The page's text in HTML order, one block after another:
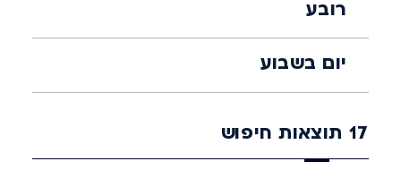
רובע
יום בשבוע
17 תוצאות חיפוש